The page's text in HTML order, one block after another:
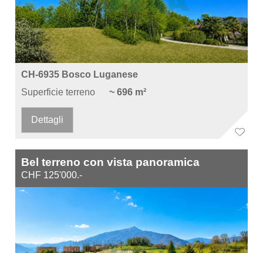
CH-6935 Bosco Luganese
Superficie terreno
~ 696 m²
Dettagli
Bel terreno con vista panoramica
CHF 125'000.-